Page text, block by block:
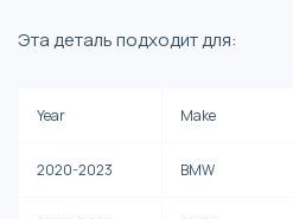
Эта деталь подходит для:
Year Make
2020-2023 BMW